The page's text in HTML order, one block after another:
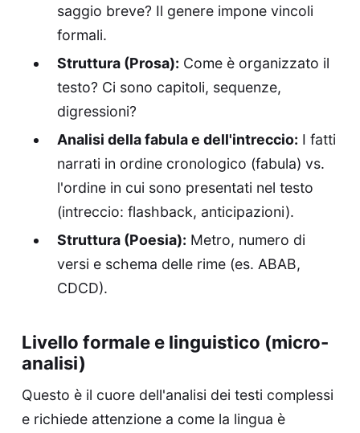
saggio breve? Il genere impone vincoli
formali.
Struttura (Prosa): Come è organizzato il
testo? Ci sono capitoli, sequenze,
digressioni?
Analisi della fabula e dell'intreccio: I fatti
narrati in ordine cronologico (fabula) vs.
l'ordine in cui sono presentati nel testo
(intreccio: flashback, anticipazioni).
Struttura (Poesia): Metro, numero di
versi e schema delle rime (es. ABAB,
CDCD).
Livello formale e linguistico (micro-
analisi)
Questo è il cuore dell'analisi dei testi complessi
e richiede attenzione a come la lingua è